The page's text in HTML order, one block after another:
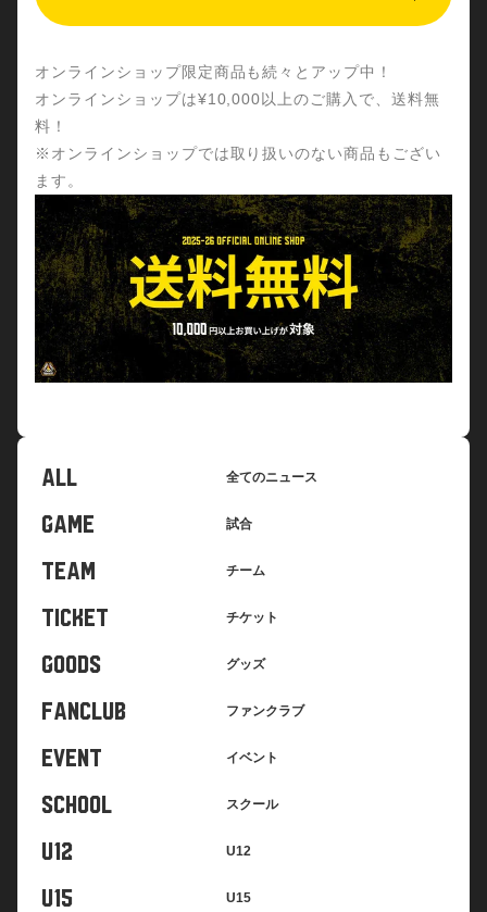
オンラインショップ限定商品も続々とアップ中！
オンラインショップは¥10,000以上のご購入で、送料無
料！
※オンラインショップでは取り扱いのない商品もござい
ます。
ALL 全てのニュース
GAME 試合
TEAM チーム
TICKET チケット
GOODS グッズ
FANCLUB ファンクラブ
EVENT イベント
SCHOOL スクール
U12 U12
U15 U15